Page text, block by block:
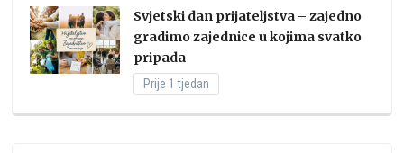
Svjetski dan prijateljstva – zajedno
gradimo zajednice u kojima svatko
pripada
Prije 1 tjedan